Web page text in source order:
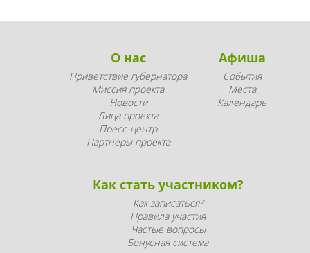
О нас
Приветствие губернатора
Миссия проекта
Новости
Лица проекта
Пресс-центр
Партнеры проекта
Афиша
События
Места
Календарь
Как стать участником?
Как записаться?
Правила участия
Частые вопросы
Бонусная система